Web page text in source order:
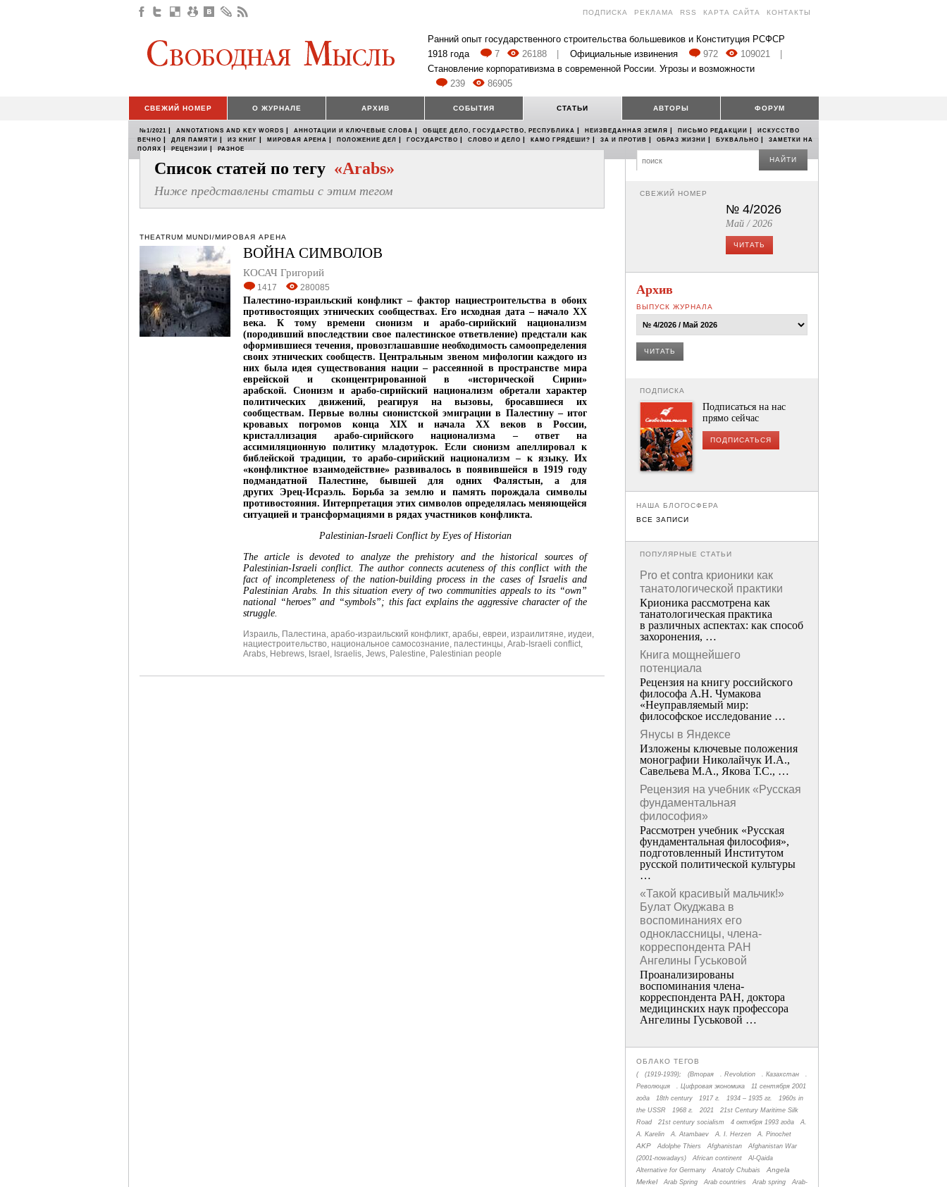
ПОДПИСКА РЕКЛАМА RSS КАРТА САЙТА КОНТАКТЫ
Ранний опыт государственного строительства большевиков и Конституция РСФСР
1918 года
7 26188 Официальные извинения 972 109021
Становление корпоративизма в современной России. Угрозы и возможности
239
86905
СВЕЖИЙ НОМЕР О ЖУРНАЛЕ АРХИВ СОБЫТИЯ СТАТЬИ АВТОРЫ ФОРУМ
№1/2021 | ANNOTATIONS AND KEY WORDS | АННОТАЦИИ И КЛЮЧЕВЫЕ СЛОВА | ОБЩЕЕ ДЕЛО, ГОСУДАРСТВО, РЕСПУБЛИКА | НЕИЗВЕДАННАЯ ЗЕМЛЯ | ПИСЬМО РЕДАКЦИИ |
ИСКУССТВО
ВЕЧНО | ДЛЯ ПАМЯТИ | ИЗ КНИГ | МИРОВАЯ АРЕНА | ПОЛОЖЕНИЕ ДЕЛ | ГОСУДАРСТВО | СЛОВО И ДЕЛО | КАМО ГРЯДЕШИ? | ЗА И ПРОТИВ | ОБРАЗ ЖИЗНИ | БУКВАЛЬНО |
ЗАМЕТКИ НА
ПОЛЯХ | РЕЦЕНЗИИ | РАЗНОЕ
Список статей по тегу «Arabs»
Ниже представлены статьи с этим тегом
THEATRUM MUNDI/МИРОВАЯ АРЕНА
ВОЙНА СИМВОЛОВ
КОСАЧ Григорий
1417 280085
Палестино-израильский конфликт – фактор нациестроительства в обоих
противостоящих этнических сообществах. Его исходная дата – начало XX
века. К тому времени сионизм и арабо-сирийский национализм
(породивший впоследствии свое палестинское ответвление) предстали как
оформившиеся течения, провозглашавшие необходимость самоопределения
своих этнических сообществ. Центральным звеном мифологии каждого из
них была идея существования нации – рассеянной в пространстве мира
еврейской и сконцентрированной в «исторической Сирии»
арабской. Сионизм и арабо-сирийский национализм обретали характер
политических движений, реагируя на вызовы, бросавшиеся их
сообществам. Первые волны сионистской эмиграции в Палестину – итог
кровавых погромов конца XIX и начала XX веков в России,
кристаллизация арабо-сирийского национализма – ответ на
ассимиляционную политику младотурок. Если сионизм апеллировал к
библейской традиции, то арабо-сирийский национализм – к языку. Их
«конфликтное взаимодействие» развивалось в появившейся в 1919 году
подмандатной Палестине, бывшей для одних Фалястын, а для
других Эрец-Исраэль. Борьба за землю и память порождала символы
противостояния. Интерпретация этих символов определялась меняющейся
ситуацией и трансформациями в рядах участников конфликта.
Palestinian-Israeli Conflict by Eyes of Historian
The article is devoted to analyze the prehistory and the historical sources of
Palestinian-Israeli conflict. The author connects acuteness of this conflict with the
fact of incompleteness of the nation-building process in the cases of Israelis and
Palestinian Arabs. In this situation every of two communities appeals to its “own”
national “heroes” and “symbols”; this fact explains the aggressive character of the
struggle.
Израиль, Палестина, арабо-израильский конфликт, арабы, евреи, израилитяне, иудеи,
нациестроительство, национальное самосознание, палестинцы, Arab-Israeli conflict,
Arabs, Hebrews, Israel , Israelis, Jews, Palestine, Palestinian people
НАЙТИ
СВЕЖИЙ НОМЕР
№ 4/2026
Май / 2026
ЧИТАТЬ
Архив
ВЫПУСК ЖУРНАЛА
ЧИТАТЬ
ПОДПИСКА
Подписаться на нас
прямо сейчас
ПОДПИСАТЬСЯ
НАША БЛОГОСФЕРА
ВСЕ ЗАПИСИ
ПОПУЛЯРНЫЕ СТАТЬИ
Pro et contra крионики как
танатологической практики
Крионика рассмотрена как
танатологическая практика
в различных аспектах: как способ
захоронения, …
Книга мощнейшего
потенциала
Рецензия на книгу российского
философа А.Н. Чумакова
«Неуправляемый мир:
философское исследование …
Янусы в Яндексе
Изложены ключевые положения
монографии Николайчук И.А.,
Савельева М.А., Якова Т.С., …
Рецензия на учебник «Русская
фундаментальная
философия»
Рассмотрен учебник «Русская
фундаментальная философия»,
подготовленный Институтом
русской политической культуры
…
«Такой красивый мальчик!»
Булат Окуджава в
воспоминаниях его
одноклассницы, члена-
корреспондента РАН
Ангелины Гуськовой
Проанализированы
воспоминания члена­
корреспондента РАН, доктора
медицинских наук профессора
Ангелины Гуськовой …
ОБЛАКО ТЕГОВ
( (1919-1939); (Вторая . Revolution . Казахстан
.
Революция
. Цифровая экономика
11 сентября 2001
года
18th century 1917 г. 1934 – 1935 гг.
1960s in
the USSR
1968 г. 2021
21st Century Maritime Silk
Road
21st century socialism 4 октября 1993 года
A.
A. Karelin
A. Atambaev A. I. Herzen A. Pinochet
AKP Adolphe Thiers Afghanistan
Afghanistan War
(2001-nowadays)
African continent
Al-Qaida
Alternative for Germany
Anatoly Chubais
Angela
Merkel
Arab Spring Arab countries Arab spring
Arab-